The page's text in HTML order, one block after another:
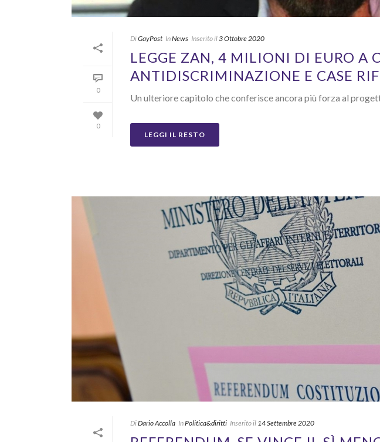
0
0
DiGayPost InNews Inserito il3 Ottobre 2020
LEGGE ZAN, 4 MILIONI DI EURO A
ANTIDISCRIMINAZIONE E CASE
Un ulteriore capitolo che conferisce ancora più forza al
LEGGI IL RESTO
DiDario Accolla InPolitica&diritti Inserito il 14 Settembre 2020